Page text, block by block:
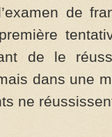
de
de le
dans une
ne